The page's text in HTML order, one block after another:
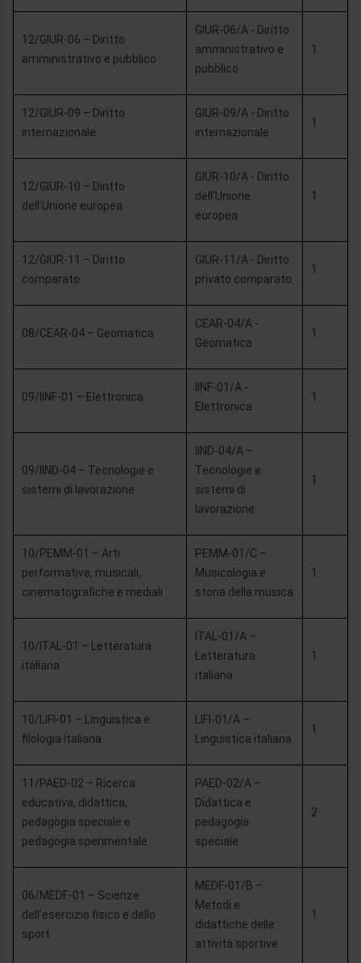
12/GIUR-06 – Diritto
amministrativo e pubblico
GIUR-06/A - Diritto
amministrativo e
pubblico
1
12/GIUR-09 – Diritto
internazionale
GIUR-09/A - Diritto
internazionale
1
12/GIUR-10 – Diritto
dell’Unione europea
GIUR-10/A - Diritto
dell’Unione
europea
1
12/GIUR-11 – Diritto
comparato
GIUR-11/A - Diritto
privato comparato
1
08/CEAR-04 – Geomatica
CEAR-04/A -
Geomatica
1
09/IINF-01 – Elettronica
IINF-01/A -
Elettronica
1
09/IIND-04 – Tecnologie e
sistemi di lavorazione
IIND-04/A –
Tecnologie e
sistemi di
lavorazione
1
10/PEMM-01 – Arti
performative, musicali,
cinematografiche e mediali
PEMM-01/C –
Musicologia e
storia della musica
1
10/ITAL-01 – Letteratura
italiana
ITAL-01/A –
Letteratura
italiana
1
10/LIFI-01 – Linguistica e
filologia italiana
LIFI-01/A –
Linguistica italiana
1
11/PAED-02 – Ricerca
educativa, didattica,
pedagogia speciale e
pedagogia sperimentale
PAED-02/A –
Didattica e
pedagogia
speciale
2
06/MEDF-01 – Scienze
dell’esercizio fisico e dello
sport
MEDF-01/B –
Metodi e
didattiche delle
attività sportive
1